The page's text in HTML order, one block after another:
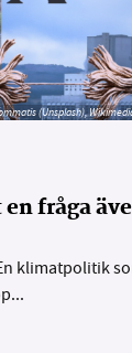
(Unsplash),
fråga
klimatpolitik